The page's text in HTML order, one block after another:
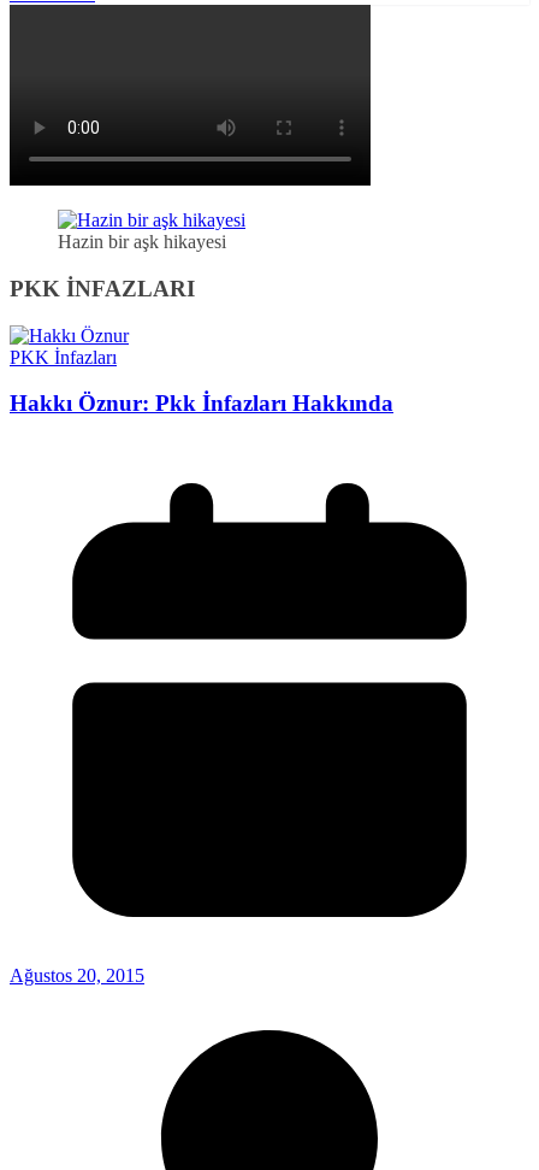
Hazin bir aşk hikayesi
PKK İNFAZLARI
PKK İnfazları
Hakkı Öznur: Pkk İnfazları Hakkında
Ağustos 20, 2015